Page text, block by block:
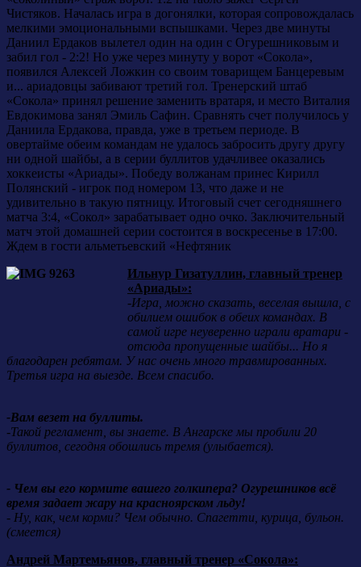
Чистяков. Началась игра в догонялки, которая сопровождалась
мелкими эмоциональными вспышками. Через две минуты
Даниил Ердаков вылетел один на один с Огурешниковым и
забил гол - 2:2! Но уже через минуту у ворот «Сокола»,
появился Алексей Ложкин со своим товарищем Банцеревым
и... ариадовцы забивают третий гол. Тренерский штаб
«Сокола» принял решение заменить вратаря, и место Виталия
Евдокимова занял Эмиль Сафин. Сравнять счет получилось у
Даниила Ердакова, правда, уже в третьем периоде. В
овертайме обеим командам не удалось забросить другу другу
ни одной шайбы, а в серии буллитов удачливее оказались
хоккеисты «Ариады». Победу волжанам принес Кирилл
Полянский - игрок под номером 13, что даже и не
удивительно в такую пятницу. Итоговый счет сегодняшнего
матча 3:4, «Сокол» зарабатывает одно очко. Заключительный
матч этой домашней серии состоится в воскресенье в 17:00.
Ждем в гости альметьевский «Нефтяник
Ильнур Гизатуллин, главный тренер
«Ариады»:
-Игра, можно сказать, веселая вышла, с
обилием ошибок в обеих командах. В
самой игре неуверенно играли вратари -
отсюда пропущенные шайбы... Но я
благодарен ребятам. У нас очень много травмированных.
Третья игра на выезде. Всем спасибо.
-Вам везет на буллиты.
-Такой регламент, вы знаете. В Ангарске мы пробили 20
буллитов, сегодня обошлись тремя (улыбается).
- Чем вы его кормите вашего голкипера? Огурешников всё
время задает жару на красноярском льду!
- Ну, как, чем корми? Чем обычно. Спагетти, курица, бульон.
(смеется)
Андрей Мартемьянов, главный тренер «Сокола»: